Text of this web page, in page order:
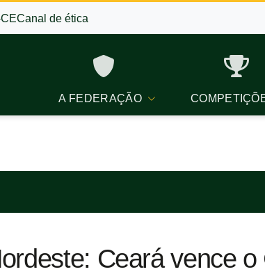
Canal de ética
A FEDERAÇÃO
Ceará vence